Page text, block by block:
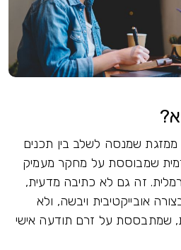
ממזגת שמנסה לשלב בין תכנים
שמבוססת על מחקר מעמיק
זה גם לא כתיבה מדעית,
אובייקטיבית ויבשה, ולא
שמתבססת על זרם תודעה אישי